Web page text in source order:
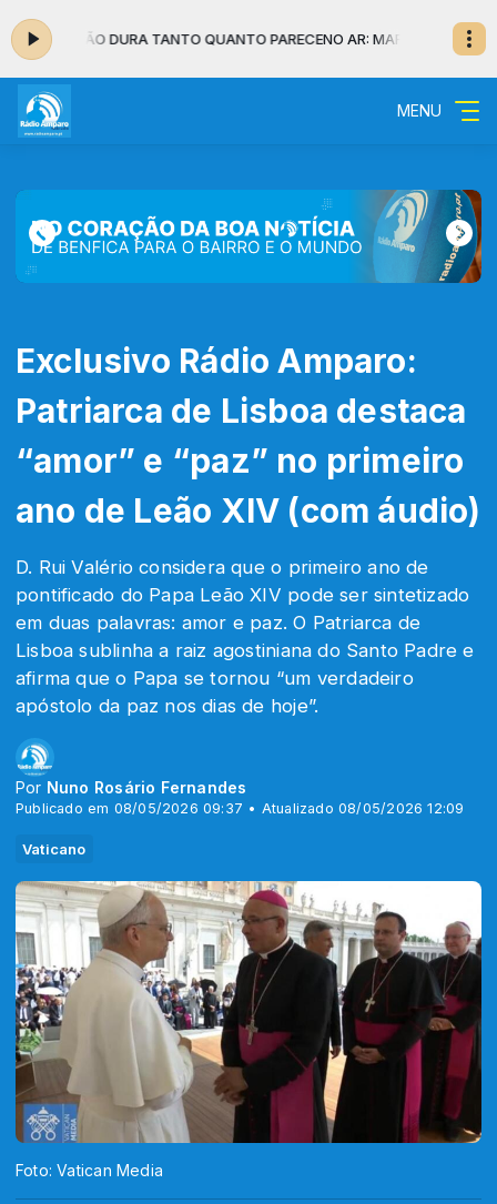
NÃO DURA TANTO QUANTO PARECENO AR: MAFALDA VEIGA - O
MENU
Exclusivo Rádio Amparo:
Patriarca de Lisboa destaca
“amor” e “paz” no primeiro
ano de Leão XIV (com áudio)
D. Rui Valério considera que o primeiro ano de
pontificado do Papa Leão XIV pode ser sintetizado
em duas palavras: amor e paz. O Patriarca de
Lisboa sublinha a raiz agostiniana do Santo Padre e
afirma que o Papa se tornou “um verdadeiro
apóstolo da paz nos dias de hoje”.
Por Nuno Rosário Fernandes
Publicado em 08/05/2026 09:37 • Atualizado 08/05/2026 12:09
Vaticano
Foto: Vatican Media